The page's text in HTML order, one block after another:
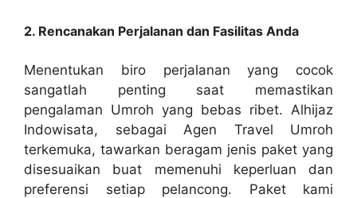
2. Rencanakan Perjalanan dan Fasilitas Anda
Menentukan biro perjalanan yang cocok
sangatlah penting saat memastikan
pengalaman Umroh yang bebas ribet. Alhijaz
Indowisata, sebagai Agen Travel Umroh
terkemuka, tawarkan beragam jenis paket yang
disesuaikan buat memenuhi keperluan dan
preferensi setiap pelancong. Paket kami